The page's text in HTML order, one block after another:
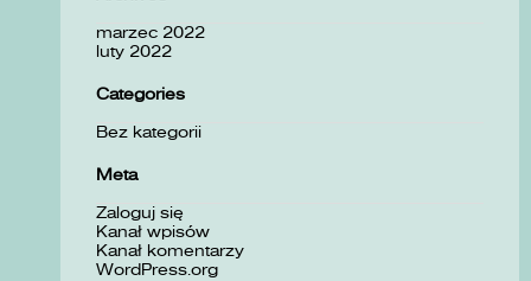
marzec 2022
luty 2022
Categories
Bez kategorii
Meta
Zaloguj się
Kanał wpisów
Kanał komentarzy
WordPress.org